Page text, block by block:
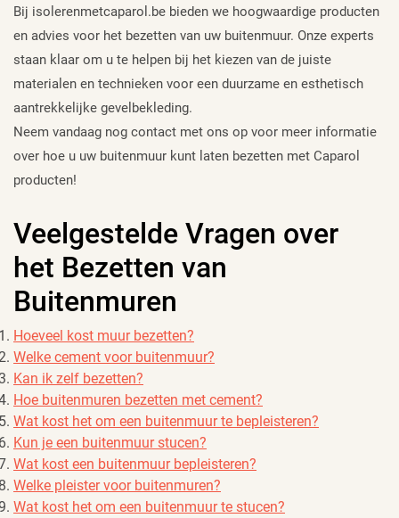
Bij isolerenmetcaparol.be bieden we hoogwaardige producten
en advies voor het bezetten van uw buitenmuur. Onze experts
staan klaar om u te helpen bij het kiezen van de juiste
materialen en technieken voor een duurzame en esthetisch
aantrekkelijke gevelbekleding.
Neem vandaag nog contact met ons op voor meer informatie
over hoe u uw buitenmuur kunt laten bezetten met Caparol
producten!
Veelgestelde Vragen over
het Bezetten van
Buitenmuren
Hoeveel kost muur bezetten?
Welke cement voor buitenmuur?
Kan ik zelf bezetten?
Hoe buitenmuren bezetten met cement?
Wat kost het om een buitenmuur te bepleisteren?
Kun je een buitenmuur stucen?
Wat kost een buitenmuur bepleisteren?
Welke pleister voor buitenmuren?
Wat kost het om een buitenmuur te stucen?